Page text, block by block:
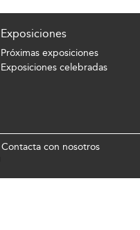
Exposiciones
Próximas exposiciones
Exposiciones celebradas
Contacta con nosotros